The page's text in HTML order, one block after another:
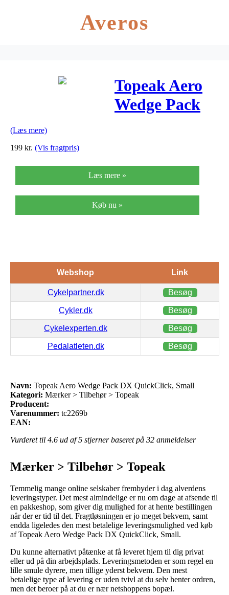
Averos
Topeak Aero
Wedge Pack
Small
(Læs mere)
199 kr. (Vis fragtpris)
Læs mere »
Køb nu »
Webshop Link
Cykelpartner.dk Besøg
Cykler.dk Besøg
Cykelexperten.dk Besøg
Pedalatleten.dk Besøg
Navn: Topeak Aero Wedge Pack DX QuickClick, Small
Kategori: Mærker > Tilbehør > Topeak
Producent:
Varenummer: tc2269b
EAN:
Vurderet til 4.6 ud af 5 stjerner baseret på 32 anmeldelser
Mærker > Tilbehør > Topeak
Temmelig mange online selskaber frembyder i dag alverdens
leveringstyper. Det mest almindelige er nu om dage at afsende til
en pakkeshop, som giver dig mulighed for at hente bestillingen
når der er tid til det. Fragtløsningen er jo meget bekvem, samt
endda ligeledes den mest betalelige leveringsmulighed ved køb
af Topeak Aero Wedge Pack DX QuickClick, Small.
Du kunne alternativt påtænke at få leveret hjem til dig privat
eller ud på din arbejdsplads. Leveringsmetoden er som regel en
lille smule dyrere, men tillige yderst bekvem. Den mest
betalelige type af levering er uden tvivl at du selv henter ordren,
men det beroer på at du er nær netshoppens bopæl.